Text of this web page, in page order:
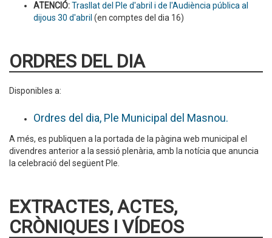
ATENCIÓ:Trasllat del Ple d'abril i de l'Audiència pública al
dijous 30 d'abril (en comptes del dia 16)
ORDRES DEL DIA
Disponibles a:
Ordres del dia, Ple Municipal del Masnou.
A més, es publiquen a la portada de la pàgina web municipal el
divendres anterior a la sessió plenària, amb la notícia que anuncia
la celebració del següent Ple.
EXTRACTES, ACTES,
CRÒNIQUES I VÍDEOS